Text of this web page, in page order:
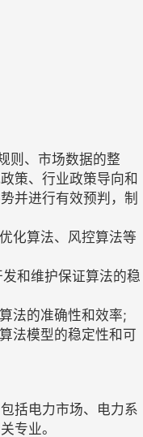
则、市场数据的整
策、行业政策导向和
并进行有效预判，制
化算法、风控算法等
和维护保证算法的稳
法的准确性和效率;
法模型的稳定性和可
括电力市场、电力系
专业‌。